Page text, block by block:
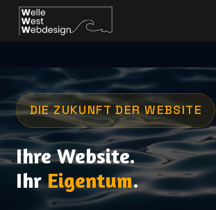
DIE ZUKUNFT DER WEBSITE
Ihre Website.
IhrEigentum.